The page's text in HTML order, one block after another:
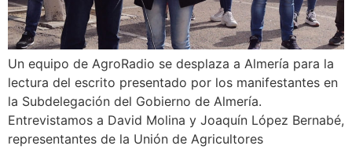
Un equipo de AgroRadio se desplaza a Almería para la
lectura del escrito presentado por los manifestantes en
la Subdelegación del Gobierno de Almería.
Entrevistamos a David Molina y Joaquín López Bernabé,
representantes de la Unión de Agricultores